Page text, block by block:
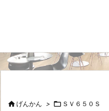
げんかん >  ＳＶ６５０Ｓ